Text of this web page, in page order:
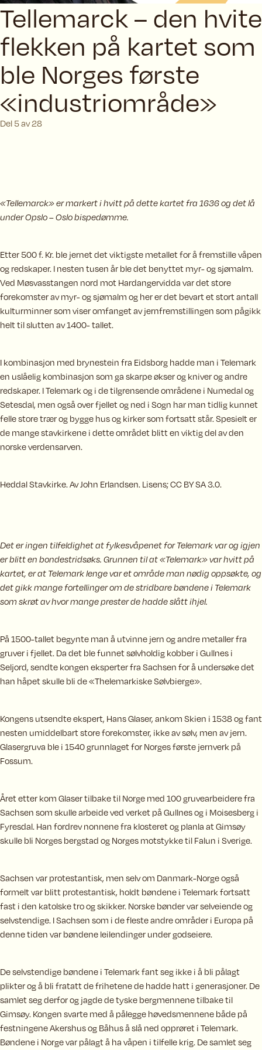
Tellemarck – den hvite
flekken på kartet som
ble Norges første
«industriområde»
Del 5 av 28
«Tellemarck» er markert i hvitt på dette kartet fra 1636 og det lå
under Opslo – Oslo bispedømme.
Etter 500 f. Kr. ble jernet det viktigste metallet for å fremstille våpen
og redskaper. I nesten tusen år ble det benyttet myr- og sjømalm.
Ved Møsvasstangen nord mot Hardangervidda var det store
forekomster av myr- og sjømalm og her er det bevart et stort antall
kulturminner som viser omfanget av jernfremstillingen som pågikk
helt til slutten av 1400- tallet.
I kombinasjon med brynestein fra Eidsborg hadde man i Telemark
en uslåelig kombinasjon som ga skarpe økser og kniver og andre
redskaper. I Telemark og i de tilgrensende områdene i Numedal og
Setesdal, men også over fjellet og ned i Sogn har man tidlig kunnet
felle store trær og bygge hus og kirker som fortsatt står. Spesielt er
de mange stavkirkene i dette området blitt en viktig del av den
norske verdensarven.
Heddal Stavkirke. Av John Erlandsen. Lisens; CC BY SA 3.0.
Det er ingen tilfeldighet at fylkesvåpenet for Telemark var og igjen
er blitt en bondestridsøks. Grunnen til at «Telemark» var hvitt på
kartet, er at Telemark lenge var et område man nødig oppsøkte, og
det gikk mange fortellinger om de stridbare bøndene i Telemark
som skrøt av hvor mange prester de hadde slått ihjel.
På 1500-tallet begynte man å utvinne jern og andre metaller fra
gruver i fjellet. Da det ble funnet sølvholdig kobber i Gullnes i
Seljord, sendte kongen eksperter fra Sachsen for å undersøke det
han håpet skulle bli de «Thelemarkiske Sølvbierge».
Kongens utsendte ekspert, Hans Glaser, ankom Skien i 1538 og fant
nesten umiddelbart store forekomster, ikke av sølv, men av jern.
Glasergruva ble i 1540 grunnlaget for Norges første jernverk på
Fossum.
Året etter kom Glaser tilbake til Norge med 100 gruvearbeidere fra
Sachsen som skulle arbeide ved verket på Gullnes og i Moisesberg i
Fyresdal. Han fordrev nonnene fra klosteret og planla at Gimsøy
skulle bli Norges bergstad og Norges motstykke til Falun i Sverige.
Sachsen var protestantisk, men selv om Danmark-Norge også
formelt var blitt protestantisk, holdt bøndene i Telemark fortsatt
fast i den katolske tro og skikker. Norske bønder var selveiende og
selvstendige. I Sachsen som i de fleste andre områder i Europa på
denne tiden var bøndene leilendinger under godseiere.
De selvstendige bøndene i Telemark fant seg ikke i å bli pålagt
plikter og å bli fratatt de frihetene de hadde hatt i generasjoner. De
samlet seg derfor og jagde de tyske bergmennene tilbake til
Gimsøy. Kongen svarte med å pålegge høvedsmennene både på
festningene Akershus og Båhus å slå ned opprøret i Telemark.
Bøndene i Norge var pålagt å ha våpen i tilfelle krig. De samlet seg